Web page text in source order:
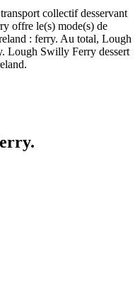
collectif desservant
offre le(s) mode(s) de
: ferry. Au total, Lough
Lough Swilly Ferry dessert